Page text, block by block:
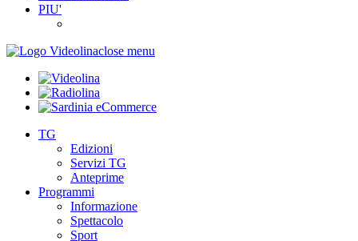
PIU'
close menu
TG
Edizioni
Servizi TG
Anteprime
Programmi
Informazione
Spettacolo
Sport